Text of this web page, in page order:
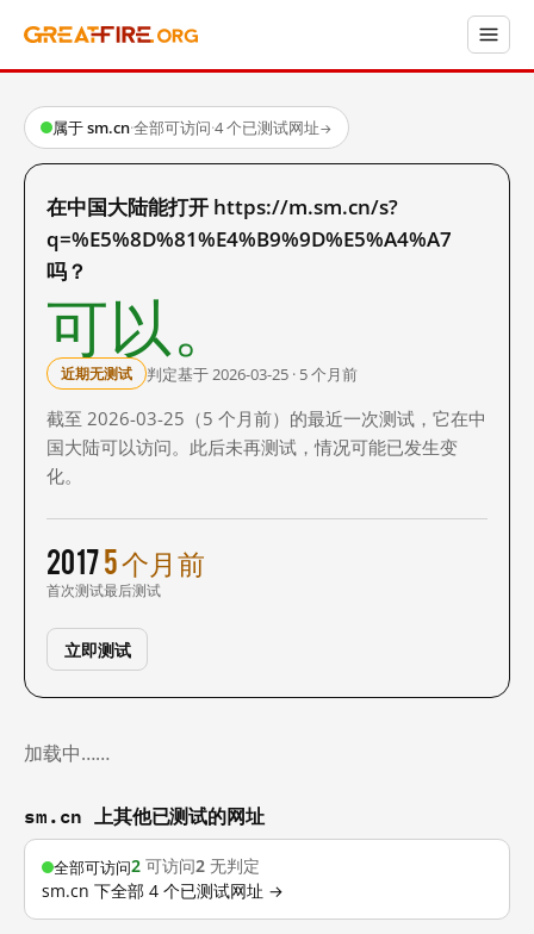
属于 sm.cn·全部可访问·4 个已测试网址→
在中国大陆能打开 https://m.sm.cn/s?
q=%E5%8D%81%E4%B9%9D%E5%A4%A7
吗？
可以。
近期无测试 判定基于 2026-03-25 · 5 个月前
截至 2026-03-25（5 个月前）的最近一次测试，它在中
国大陆可以访问。此后未再测试，情况可能已发生变
化。
2017
首次测试
5 个月前
最后测试
立即测试
加载中……
sm.cn 上其他已测试的网址
全部可访问2 可访问2 无判定
sm.cn 下全部 4 个已测试网址 →